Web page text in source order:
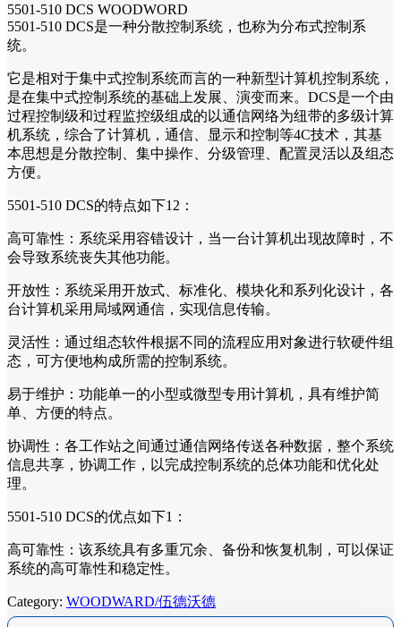
5501-510 DCS WOODWORD
5501-510 DCS是一种分散控制系统，也称为分布式控制系
统。
它是相对于集中式控制系统而言的一种新型计算机控制系统，
是在集中式控制系统的基础上发展、演变而来。DCS是一个由
过程控制级和过程监控级组成的以通信网络为纽带的多级计算
机系统，综合了计算机，通信、显示和控制等4C技术，其基
本思想是分散控制、集中操作、分级管理、配置灵活以及组态
方便。
5501-510 DCS的特点如下12：
高可靠性：系统采用容错设计，当一台计算机出现故障时，不
会导致系统丧失其他功能。
开放性：系统采用开放式、标准化、模块化和系列化设计，各
台计算机采用局域网通信，实现信息传输。
灵活性：通过组态软件根据不同的流程应用对象进行软硬件组
态，可方便地构成所需的控制系统。
易于维护：功能单一的小型或微型专用计算机，具有维护简
单、方便的特点。
协调性：各工作站之间通过通信网络传送各种数据，整个系统
信息共享，协调工作，以完成控制系统的总体功能和优化处
理。
5501-510 DCS的优点如下1：
高可靠性：该系统具有多重冗余、备份和恢复机制，可以保证
系统的高可靠性和稳定性。
Category: WOODWARD/伍德沃德